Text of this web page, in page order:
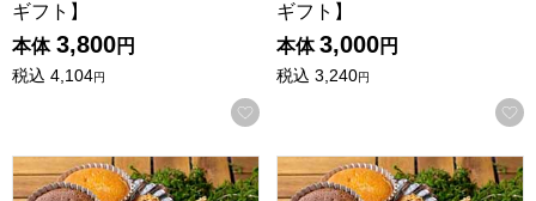
ギフト】
本体 3,800円
税込 4,104円
お気に入りに登録する
ギフト】
本体 3,000円
税込 3,240円
森の庭 焼き菓子アソート 芽吹き 16個入[MRM-03A]【年間ギ
森の庭 焼き菓子アソート フ